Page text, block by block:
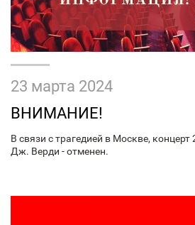
23 марта 2024
ВНИМАНИЕ!
В связи с трагедией в Москве,
Дж. Верди - отменен.